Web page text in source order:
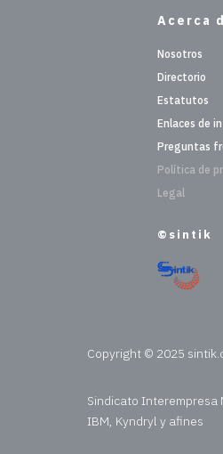
Acerca
Nosotros
Directorio
Estatutos
Enlaces de
Preguntas
Política de
Legal
©sintik
Copyright © 2025
Sindicato Interempresa
IBM, Kyndryl y afines